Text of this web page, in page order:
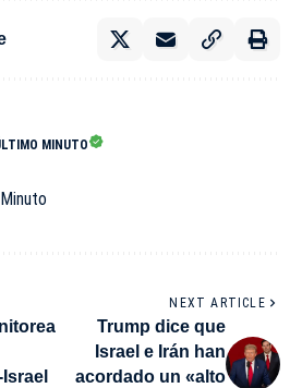
MINUTO
NEXT ARTICLE
Trump dice que
Israel e Irán han
acordado un «alto